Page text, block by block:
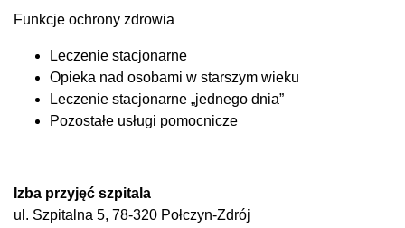
Funkcje ochrony zdrowia
Leczenie stacjonarne
Opieka nad osobami w starszym wieku
Leczenie stacjonarne „jednego dnia”
Pozostałe usługi pomocnicze
Izba przyjęć szpitala
ul. Szpitalna 5, 78-320 Połczyn-Zdrój